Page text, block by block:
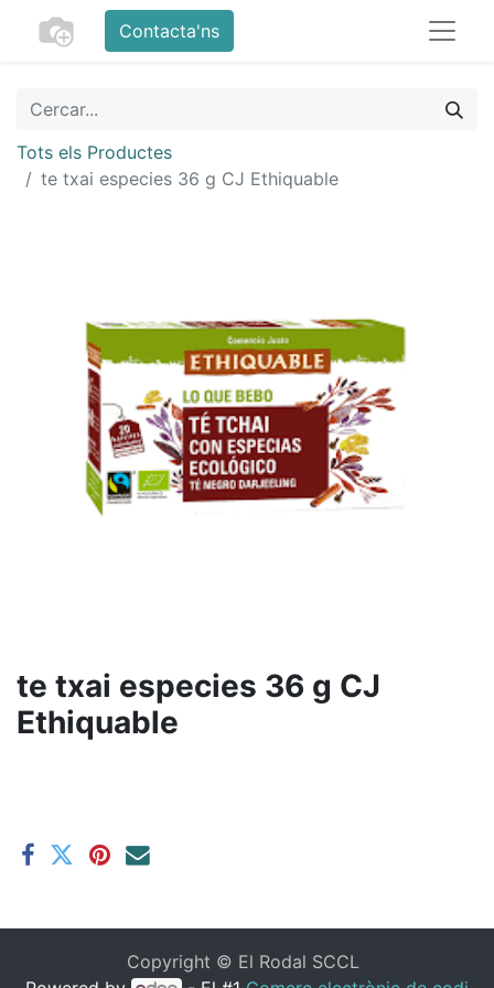
Contacta'ns
Tots els Productes
te txai especies 36 g CJ Ethiquable
te txai especies 36 g CJ
Ethiquable
Copyright © El Rodal SCCL